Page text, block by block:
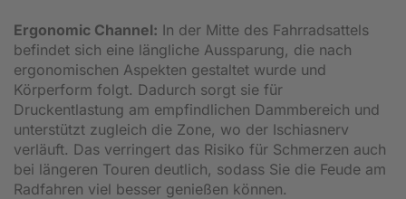
Ergonomic Channel: In der Mitte des Fahrradsattels
befindet sich eine längliche Aussparung, die nach
ergonomischen Aspekten gestaltet wurde und
Körperform folgt. Dadurch sorgt sie für
Druckentlastung am empfindlichen Dammbereich und
unterstützt zugleich die Zone, wo der Ischiasnerv
verläuft. Das verringert das Risiko für Schmerzen auch
bei längeren Touren deutlich, sodass Sie die Feude am
Radfahren viel besser genießen können.